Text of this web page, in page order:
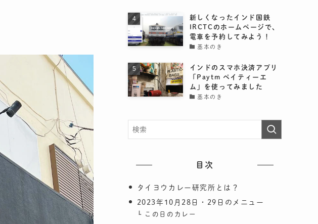
新しくなったインド国鉄
IRCTCのホームページで、
電車を予約してみよう！
基本のき
インドのスマホ決済アプリ
「Paytm ペイティーエ
ム」を使ってみました
基本のき
目次
タイヨウカレー研究所とは？
2023年10月28日・29日のメニュー
この日のカレー